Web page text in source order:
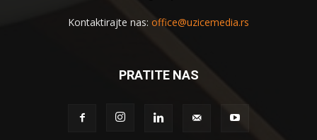
Kontaktirajte nas: office@uzicemedia.rs
PRATITE NAS